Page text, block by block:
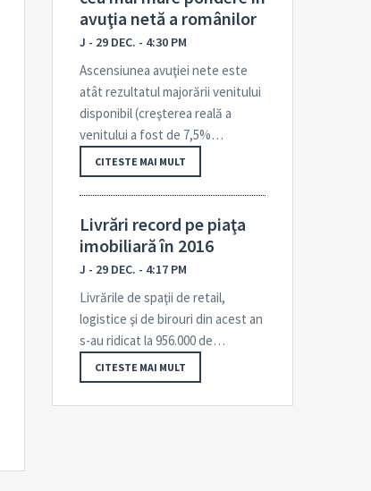
avuţia netă a românilor
J - 29 DEC. - 4:30 PM
Ascensiunea avuţiei nete este
atât rezultatul majorării venitului
disponibil (creş­terea reală a
venitului a fost de 7,5%…
CITESTE MAI MULT
Livrări record pe piaţa
imobiliară în 2016
J - 29 DEC. - 4:17 PM
Livrările de spaţii de retail,
logistice şi de birouri din acest an
s-au ridicat la 956.000 de…
CITESTE MAI MULT